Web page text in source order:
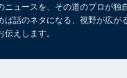
から引き下げられるこ
。
ニュースを、その道のプロが独
ば話のネタになる、視野が広が
伝えします。